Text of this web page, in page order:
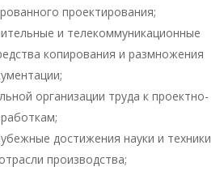
проектирования;
и телекоммуникационные
копирования и размножения
организации труда к проектно-
достижения науки и техники
производства;